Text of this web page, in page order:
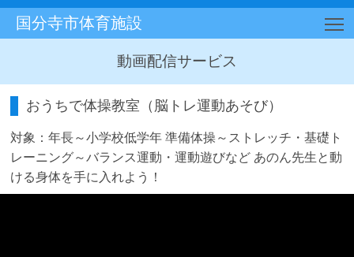
国分寺市体育施設
動画配信サービス
おうちで体操教室（脳トレ運動あそび）
対象：年長～小学校低学年 準備体操～ストレッチ・基礎ト
レーニング～バランス運動・運動遊びなど あのん先生と動
ける身体を手に入れよう！